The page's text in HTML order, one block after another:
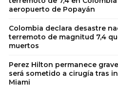
aeropuerto de Popayán
Colombia declara desastre
terremoto de magnitud 7,4
muertos
Perez Hilton permanece
será sometido a cirugía tras
Miami